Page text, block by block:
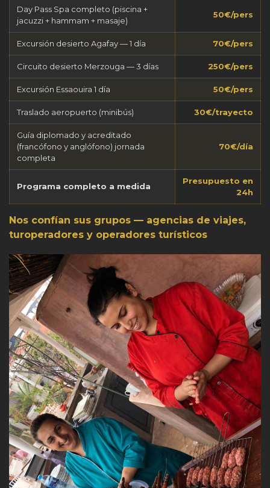
Day Pass Spa completo (piscina +
jacuzzi + hammam + masaje)
50€/pers
Excursión desierto Agafay — 1 día 70€/pers
Circuito desierto Merzouga — 3 días 250€/pers
Excursión Essaouira 1 día 50€/pers
Traslado aeropuerto (minibús) 30€/trayecto
Guía diplomado y acreditado
(francófono y anglófono) jornada
completa
70€/día
Programa completo a medida
Presupuesto en
24h
Nos confían sus grupos — agencias de viajes,
turoperadores y operadores turísticos